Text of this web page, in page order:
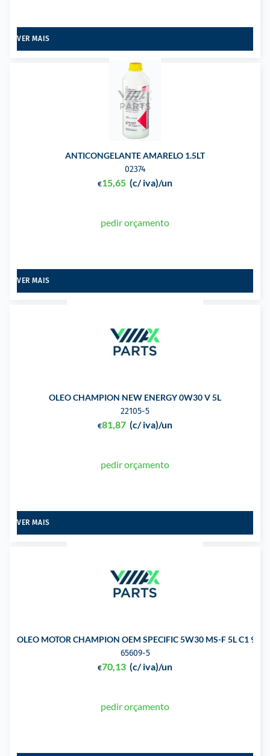
VER MAIS
ANTICONGELANTE AMARELO 1.5LT
02374
€15,65 (c/ iva)/un
pedir orçamento
VER MAIS
OLEO CHAMPION NEW ENERGY 0W30 V 5L
22105-5
€81,87 (c/ iva)/un
pedir orçamento
VER MAIS
OLEO MOTOR CHAMPION OEM SPECIFIC 5W30 MS-F 5L C1 913-
65609-5
€70,13 (c/ iva)/un
pedir orçamento